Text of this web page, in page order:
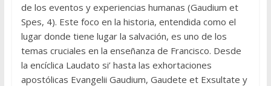
de los eventos y experiencias humanas (Gaudium et
Spes, 4). Este foco en la historia, entendida como el
lugar donde tiene lugar la salvación, es uno de los
temas cruciales en la enseñanza de Francisco. Desde
la encíclica Laudato si’ hasta las exhortaciones
apostólicas Evangelii Gaudium, Gaudete et Exsultate y